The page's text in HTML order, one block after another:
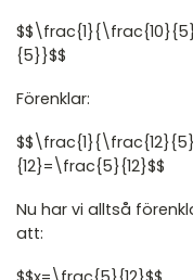
{5}}$$
Förenklar:
{12}=\frac{5}{12}$$
Nu har vi alltså
att: